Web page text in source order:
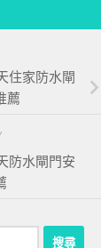
住家防水閘
薦
防水閘門安